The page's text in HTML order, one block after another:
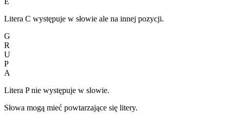
Litera C występuje w słowie ale na innej pozycji.
G
R
U
P
A
Litera P nie występuje w slowie.
Słowa mogą mieć powtarzające się litery.